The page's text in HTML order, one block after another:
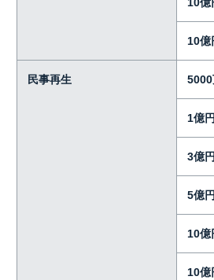
10億
民事再生
1億
3億
5億
10億
10億